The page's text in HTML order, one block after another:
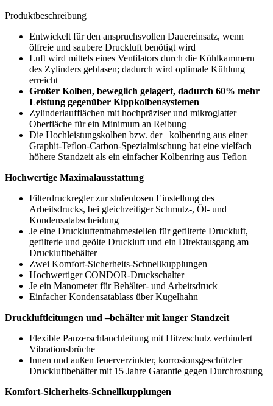
Produktbeschreibung
Entwickelt für den anspruchsvollen Dauereinsatz, wenn
ölfreie und saubere Druckluft benötigt wird
Luft wird mittels eines Ventilators durch die Kühlkammern
des Zylinders geblasen; dadurch wird optimale Kühlung
erreicht
Großer Kolben, beweglich gelagert, dadurch 60% mehr
Leistung gegenüber Kippkolbensystemen
Zylinderlaufflächen mit hochpräziser und mikroglatter
Oberfläche für ein Minimum an Reibung
Die Hochleistungskolben bzw. der –kolbenring aus einer
Graphit-Teflon-Carbon-Spezialmischung hat eine vielfach
höhere Standzeit als ein einfacher Kolbenring aus Teflon
Hochwertige Maximalausstattung
Filterdruckregler zur stufenlosen Einstellung des
Arbeitsdrucks, bei gleichzeitiger Schmutz-, Öl- und
Kondensatabscheidung
Je eine Druckluftentnahmestellen für gefilterte Druckluft,
gefilterte und geölte Druckluft und ein Direktausgang am
Druckluftbehälter
Zwei Komfort-Sicherheits-Schnellkupplungen
Hochwertiger CONDOR-Druckschalter
Je ein Manometer für Behälter- und Arbeitsdruck
Einfacher Kondensatablass über Kugelhahn
Druckluftleitungen und –behälter mit langer Standzeit
Flexible Panzerschlauchleitung mit Hitzeschutz verhindert
Vibrationsbrüche
Innen und außen feuerverzinkter, korrosionsgeschützter
Druckluftbehälter mit 15 Jahre Garantie gegen Durchrostung
Komfort-Sicherheits-Schnellkupplungen